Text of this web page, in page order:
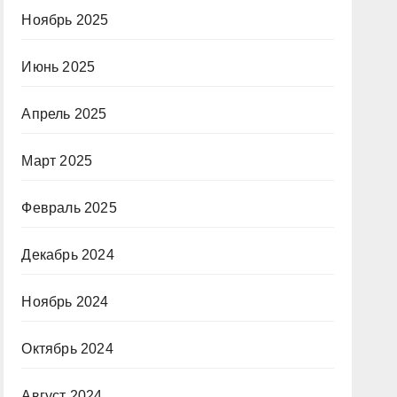
Ноябрь 2025
Июнь 2025
Апрель 2025
Март 2025
Февраль 2025
Декабрь 2024
Ноябрь 2024
Октябрь 2024